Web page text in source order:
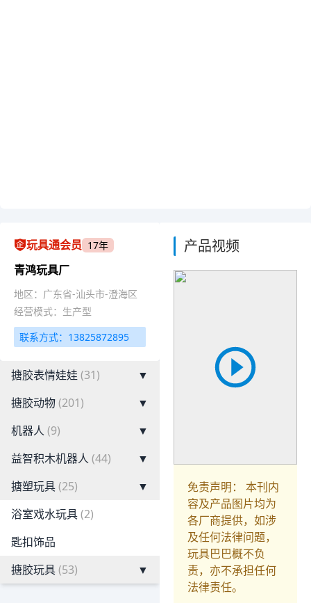
玩具通会员 17年
青鸿玩具厂
地区：广东省-汕头市-澄海区
经营模式：生产型
联系方式：13825872895
搪胶表情娃娃 (31)
▼
搪胶动物(201)
▼
机器人 (9)
▼
益智积木机器人 (44)
▼
搪塑玩具(25)
▼
浴室戏水玩具(2)
匙扣饰品
搪胶玩具(53) ▼
产品视频
免责声明： 本刊内
容及产品图片均为
各厂商提供，如涉
及任何法律问题，
玩具巴巴概不负
责，亦不承担任何
法律责任。